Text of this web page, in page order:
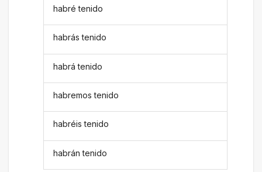
habré tenido
habrás tenido
habrá tenido
habremos tenido
habréis tenido
habrán tenido